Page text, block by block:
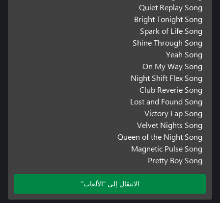
Quiet Replay Song
Bright Tonight Song
Spark of Life Song
Shine Through Song
Yeah Song
On My Way Song
Night Shift Flex Song
Club Reverie Song
Lost and Found Song
Victory Lap Song
Velvet Nights Song
Queen of the Night Song
Magnetic Pulse Song
Pretty Boy Song
الانتقال إلى "الألعاب"